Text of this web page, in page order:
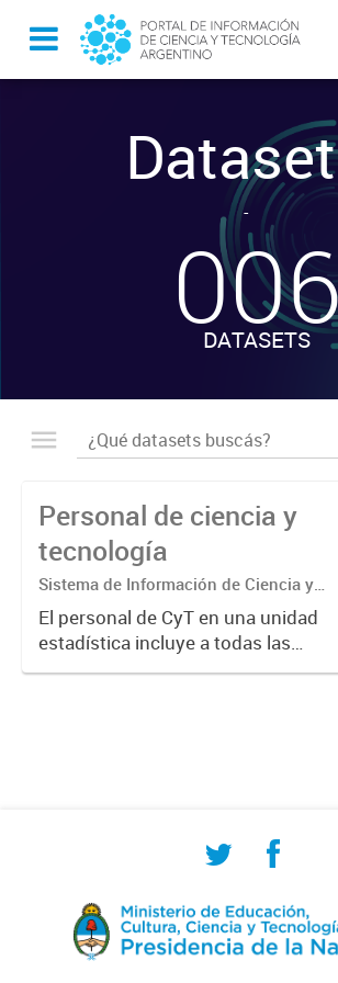
-
DATASETS
Personal de ciencia y
tecnología
Sistema de Información de Ciencia y
Tecnología Argentino (SICYTAR)
El personal de CyT en una unidad
estadística incluye a todas las
personas involucradas